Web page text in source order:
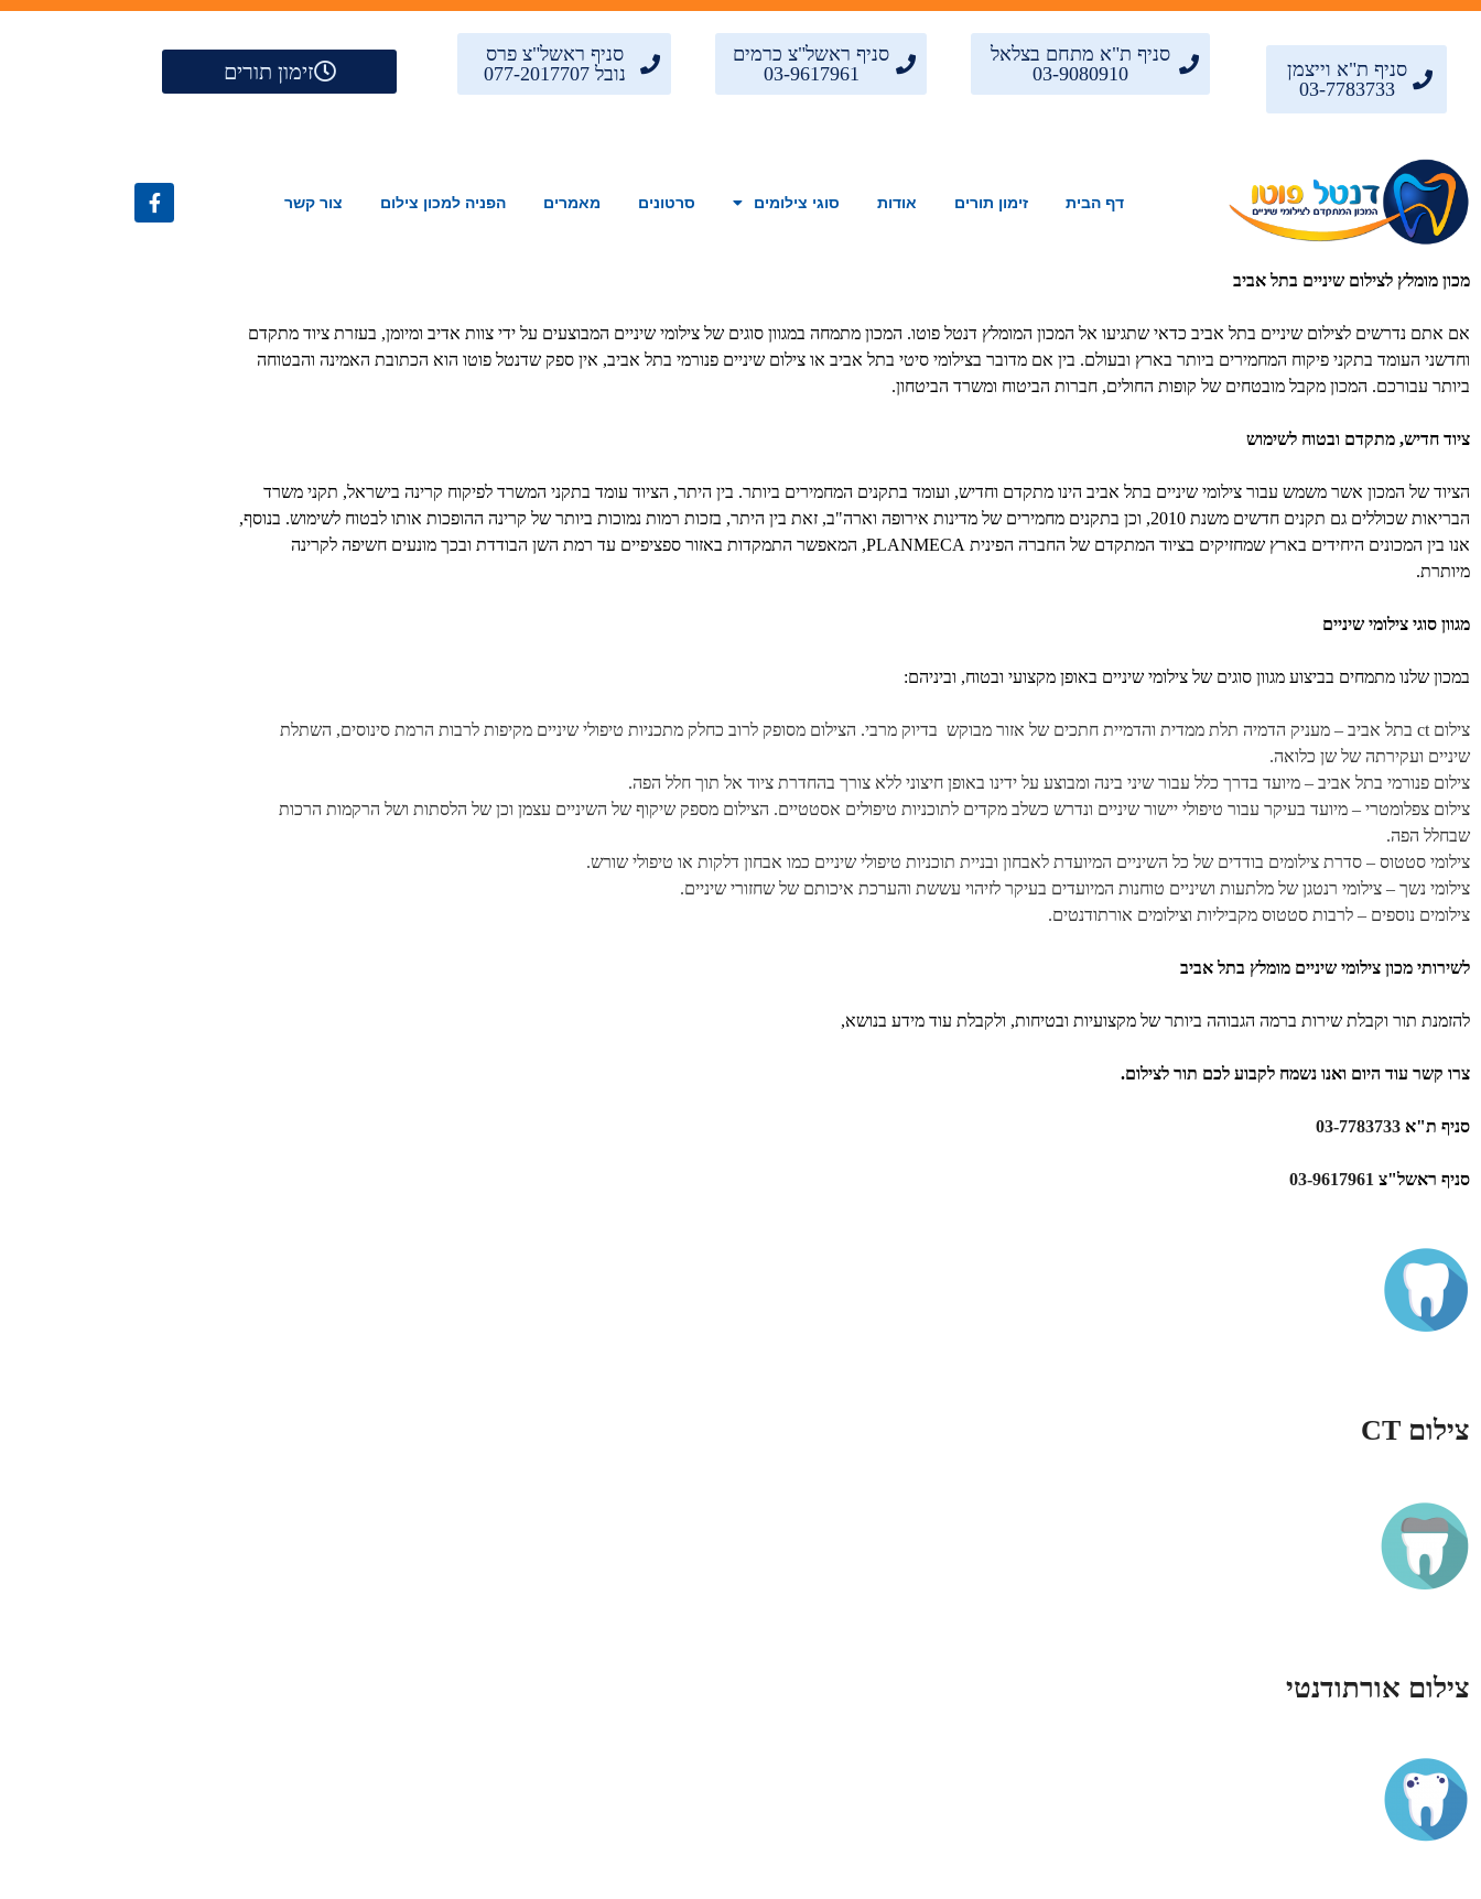
סניף ת"א וייצמן
03-7783733
סניף ת"א מתחם בצלאל
03-9080910
סניף ראשל"צ כרמים
03-9617961
סניף ראשל"צ פרס
נובל 077-2017707
זימון תורים
דף הבית זימון תורים אודות סוגי צילומים סרטונים מאמרים הפניה למכון צילום צור קשר
מכון מומלץ לצילום שיניים בתל אביב
אם אתם נדרשים לצילום שיניים בתל אביב כדאי שתגיעו אל המכון המומלץ דנטל פוטו. המכון מתמחה במגוון סוגים של צילומי שיניים המבוצעים על ידי צוות אדיב ומיומן, בעזרת ציוד מתקדם
וחדשני העומד בתקני פיקוח המחמירים ביותר בארץ ובעולם. בין אם מדובר בצילומי סיטי בתל אביב או צילום שיניים פנורמי בתל אביב, אין ספק שדנטל פוטו הוא הכתובת האמינה והבטוחה
ביותר עבורכם. המכון מקבל מובטחים של קופות החולים, חברות הביטוח ומשרד הביטחון.
ציוד חדיש, מתקדם ובטוח לשימוש
הציוד של המכון אשר משמש עבור צילומי שיניים בתל אביב הינו מתקדם וחדיש, ועומד בתקנים המחמירים ביותר. בין היתר, הציוד עומד בתקני המשרד לפיקוח קרינה בישראל, תקני משרד
הבריאות שכוללים גם תקנים חדשים משנת 2010, וכן בתקנים מחמירים של מדינות אירופה וארה"ב, זאת בין היתר, בזכות רמות נמוכות ביותר של קרינה ההופכות אותו לבטוח לשימוש. בנוסף,
אנו בין המכונים היחידים בארץ שמחזיקים בציוד המתקדם של החברה הפינית PLANMECA, המאפשר התמקדות באזור ספציפיים עד רמת השן הבודדת ובכך מונעים חשיפה לקרינה
מיותרת.
מגוון סוגי צילומי שיניים
במכון שלנו מתמחים בביצוע מגוון סוגים של צילומי שיניים באופן מקצועי ובטוח, וביניהם:
צילום ct בתל אביב – מעניק הדמיה תלת ממדית והדמיית חתכים של אזור מבוקש בדיוק מרבי. הצילום מסופק לרוב כחלק מתכניות טיפולי שיניים מקיפות לרבות הרמת סינוסים, השתלת
שיניים ועקירתה של שן כלואה.
צילום פנורמי בתל אביב – מיועד בדרך כלל עבור שיני בינה ומבוצע על ידינו באופן חיצוני ללא צורך בהחדרת ציוד אל תוך חלל הפה.
צילום צפלומטרי – מיועד בעיקר עבור טיפולי יישור שיניים ונדרש כשלב מקדים לתוכניות טיפולים אסטטיים. הצילום מספק שיקוף של השיניים עצמן וכן של הלסתות ושל הרקמות הרכות
שבחלל הפה.
צילומי סטטוס – סדרת צילומים בודדים של כל השיניים המיועדת לאבחון ובניית תוכניות טיפולי שיניים כמו אבחון דלקות או טיפולי שורש.
צילומי נשך – צילומי רנטגן של מלתעות ושיניים טוחנות המיועדים בעיקר לזיהוי עששת והערכת איכותם של שחזורי שיניים.
צילומים נוספים – לרבות סטטוס מקביליות וצילומים אורתודנטים.
לשירותי מכון צילומי שיניים מומלץ בתל אביב
להזמנת תור וקבלת שירות ברמה הגבוהה ביותר של מקצועיות ובטיחות, ולקבלת עוד מידע בנושא,
צרו קשר עוד היום ואנו נשמח לקבוע לכם תור לצילום.
סניף ת"א 03-7783733
סניף ראשל"צ 03-9617961
צילום CT
צילום אורתודנטי